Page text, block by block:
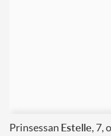
Prinsessan Estelle, 7,